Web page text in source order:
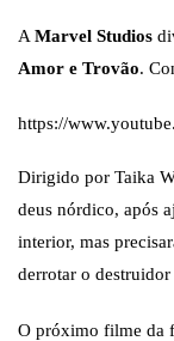
A Marvel Studios
Amor e Trovão.
https://
Dirigido por Taika
deus nórdico, após
interior, mas
derrotar o destruidor
O próximo filme da